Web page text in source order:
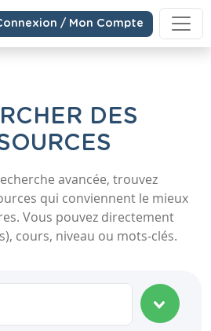
/ Mon Compte
DES
avancée, trouvez
qui conviennent le mieux
Vous pouvez directement
cours, niveau ou mots-clés.